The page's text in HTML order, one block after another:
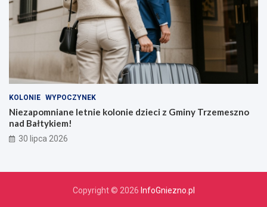
KOLONIE WYPOCZYNEK
Niezapomniane letnie kolonie dzieci z Gminy Trzemeszno
nad Bałtykiem!
30 lipca 2026
Copyright © 2026 InfoGniezno.pl